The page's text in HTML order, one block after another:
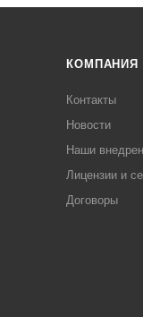
КОМПАНИЯ
Контакты
Новости
Наши
Лицензии и
Договоры